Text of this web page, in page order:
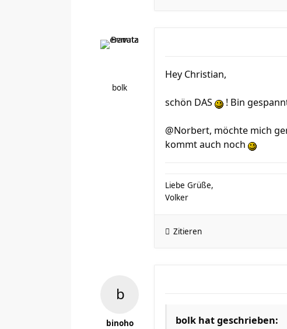
bolk
Hey Christian,
schön DAS ! Bin
@Norbert, möchte mich
kommt auch noch
Liebe Grüße,
Volker
Zitieren
binoho bolk hat geschrieben: